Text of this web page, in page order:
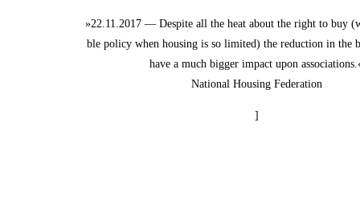
»22.11.2017 — Despi­te all the heat about the right to buy
ble poli­cy when housing is so limi­t­ed) the reduc­tion in the
have a much big­ger impact upon
Natio­nal Housing Federation
]